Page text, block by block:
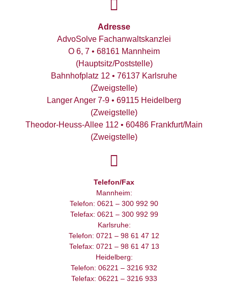
Adresse
AdvoSolve Fachanwaltskanzlei
O 6, 7 • 68161 Mannheim
(Hauptsitz/Poststelle)
Bahnhofplatz 12 • 76137 Karlsruhe
(Zweigstelle)
Langer Anger 7-9 • 69115 Heidelberg
(Zweigstelle)
Theodor-Heuss-Allee 112 • 60486 Frankfurt/Main
(Zweigstelle)
Telefon/Fax
Mannheim:
Telefon: 0621 – 300 992 90
Telefax: 0621 – 300 992 99
Karlsruhe:
Telefon: 0721 – 98 61 47 12
Telefax: 0721 – 98 61 47 13
Heidelberg:
Telefon: 06221 – 3216 932
Telefax: 06221 – 3216 933